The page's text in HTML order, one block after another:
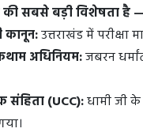
की सबसे बड़ी विशेषता
कानून:उत्तराखंड में
अधिनियम:जबरन
संहिता (UCC):धामी जी